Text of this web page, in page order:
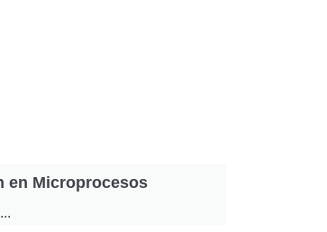
en Microprocesos